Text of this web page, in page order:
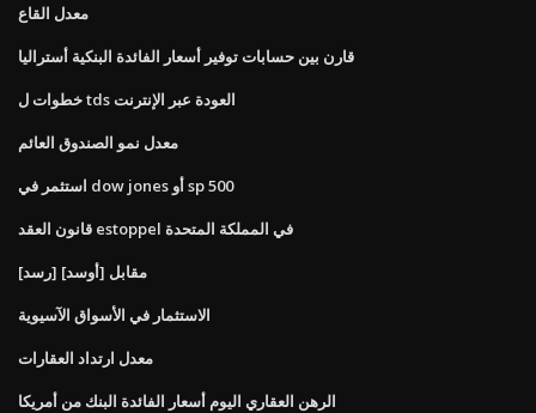
معدل القاع
قارن بين حسابات توفير أسعار الفائدة البنكية أستراليا
خطوات ل tds العودة عبر الإنترنت
معدل نمو الصندوق العائم
استثمر في dow jones أو sp 500
قانون العقد estoppel في المملكة المتحدة
[رسد] مقابل [أوسد]
الاستثمار في الأسواق الآسيوية
معدل ارتداد العقارات
الرهن العقاري اليوم أسعار الفائدة البنك من أمريكا